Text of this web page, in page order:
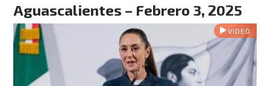
Aguascalientes – Febrero 3, 2025
VIDEO